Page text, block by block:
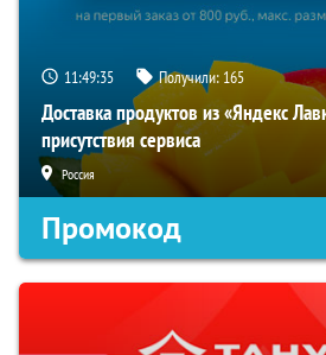
11:49:35 Получили: 165
Доставка продуктов из «Яндекс
присутствия сервиса
Россия
Промокод